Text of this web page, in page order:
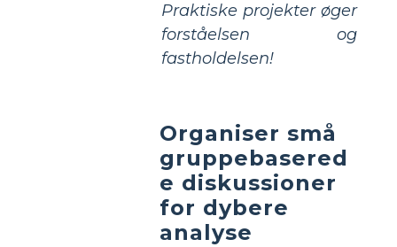
Praktiske projekter øger
forståelsen og
fastholdelsen!
Organiser små
gruppebasered
e diskussioner
for dybere
analyse